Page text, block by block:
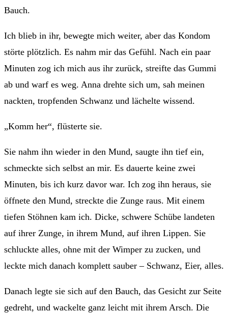
Bauch.
Ich blieb in ihr, bewegte mich weiter, aber das Kondom
störte plötzlich. Es nahm mir das Gefühl. Nach ein paar
Minuten zog ich mich aus ihr zurück, streifte das Gummi
ab und warf es weg. Anna drehte sich um, sah meinen
nackten, tropfenden Schwanz und lächelte wissend.
„Komm her“, flüsterte sie.
Sie nahm ihn wieder in den Mund, saugte ihn tief ein,
schmeckte sich selbst an mir. Es dauerte keine zwei
Minuten, bis ich kurz davor war. Ich zog ihn heraus, sie
öffnete den Mund, streckte die Zunge raus. Mit einem
tiefen Stöhnen kam ich. Dicke, schwere Schübe landeten
auf ihrer Zunge, in ihrem Mund, auf ihren Lippen. Sie
schluckte alles, ohne mit der Wimper zu zucken, und
leckte mich danach komplett sauber – Schwanz, Eier, alles.
Danach legte sie sich auf den Bauch, das Gesicht zur Seite
gedreht, und wackelte ganz leicht mit ihrem Arsch. Die